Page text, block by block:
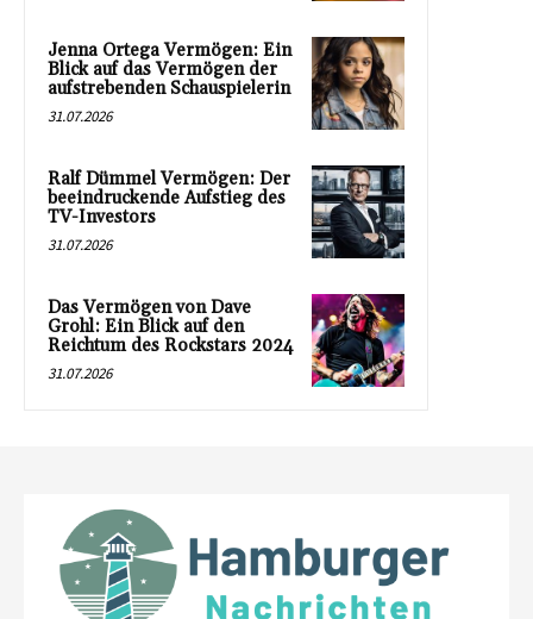
Jenna Ortega Vermögen: Ein
Blick auf das Vermögen der
aufstrebenden Schauspielerin
31.07.2026
Ralf Dümmel Vermögen: Der
beeindruckende Aufstieg des
TV-Investors
31.07.2026
Das Vermögen von Dave
Grohl: Ein Blick auf den
Reichtum des Rockstars 2024
31.07.2026